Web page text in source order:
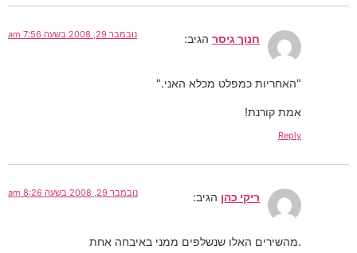
חנוך גיסר הגיב: נובמבר 29, 2008 בשעה 7:56 am
"האחריות כמפלט מכלא האני."
אמת קורנת!
Reply
ריקי כהן הגיב: נובמבר 29, 2008 בשעה 8:26 am
.מהשירים האלו שנשלפים ממני באיבחה אחת